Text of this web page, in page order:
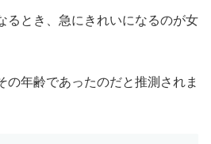
るとき、急にきれいになるのが女
の年齢であったのだと推測されま